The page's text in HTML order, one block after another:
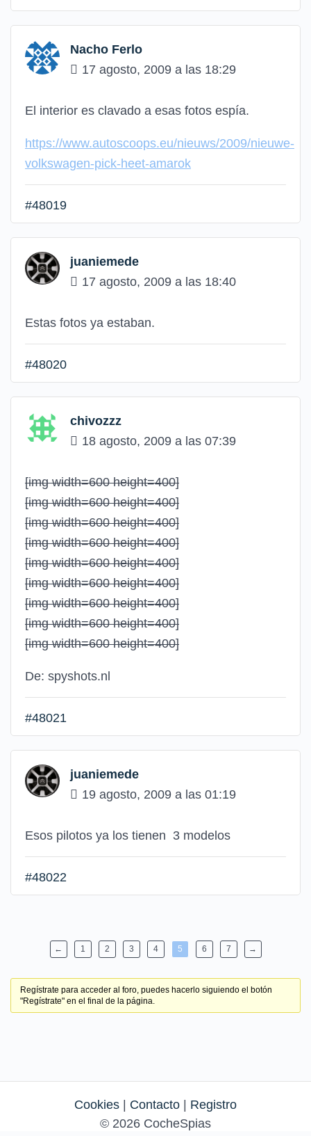
Nacho Ferlo
17 agosto, 2009 a las 18:29
El interior es clavado a esas fotos espía.
https://www.autoscoops.eu/nieuws/2009/nieuwe-
volkswagen-pick-heet-amarok
#48019
juaniemede
17 agosto, 2009 a las 18:40
Estas fotos ya estaban.
#48020
chivozzz
18 agosto, 2009 a las 07:39
[img width=600 height=400]
[img width=600 height=400]
[img width=600 height=400]
[img width=600 height=400]
[img width=600 height=400]
[img width=600 height=400]
[img width=600 height=400]
[img width=600 height=400]
[img width=600 height=400]
De: spyshots.nl
#48021
juaniemede
19 agosto, 2009 a las 01:19
Esos pilotos ya los tienen 3 modelos
#48022
← 1 2 3 4 5 6 7 →
Regístrate para acceder al foro, puedes hacerlo siguiendo el botón
"Regístrate" en el final de la página.
Cookies Contacto
Registro
© 2026 CocheSpias